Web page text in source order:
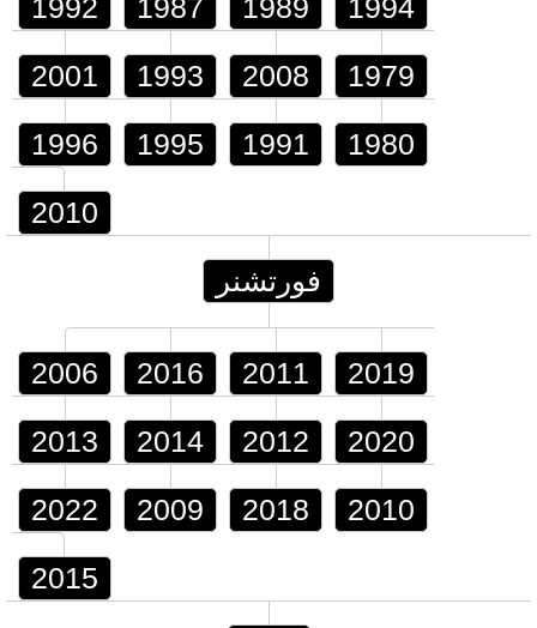
1992 1987 1989 1994
2001 1993 2008 1979
1996 1995 1991 1980
2010
فورتشنر
2006 2016 2011 2019
2013 2014 2012 2020
2022 2009 2018 2010
2015